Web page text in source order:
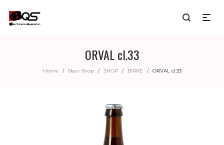
ORVAL cl.33
Home / Beer Shop / SHOP / BIRRE / ORVAL cl.33